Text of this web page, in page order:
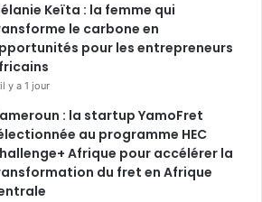
Keïta : la femme qui
le carbone en
pour les entrepreneurs
il y a 1 jour
: la startup YamoFret
au programme HEC
Afrique pour accélérer la
du fret en Afrique